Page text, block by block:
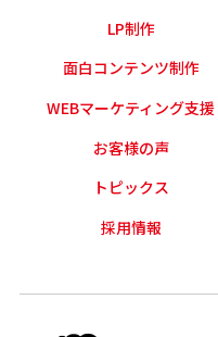
LP制作
面白コンテンツ制作
WEBマーケティング支援
お客様の声
トピックス
採用情報